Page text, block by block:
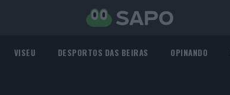
VISEU DESPORTOS DAS BEIRAS OPINANDO